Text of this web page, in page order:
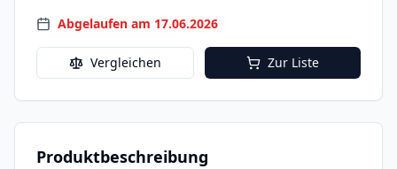
Abgelaufen am 17.06.2026
Vergleichen Zur Liste
Produktbeschreibung